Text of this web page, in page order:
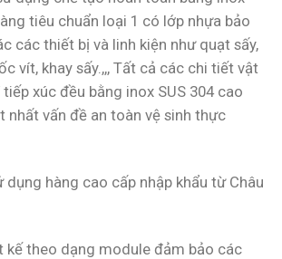
tiêu chuẩn loại 1 có lớp nhựa bảo
các thiết bị và linh kiện như quạt sấy,
vít, khay sấy.,,, Tất cả các chi tiết vật
xúc đều bằng inox SUS 304 cao
nhất vấn đề an toàn vệ sinh thực
dụng hàng cao cấp nhập khẩu từ Châu
kế theo dạng module đảm bảo các